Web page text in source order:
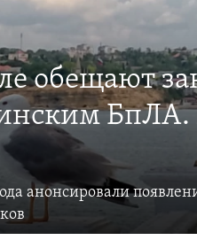
обещают
БпЛА.
анонсировали